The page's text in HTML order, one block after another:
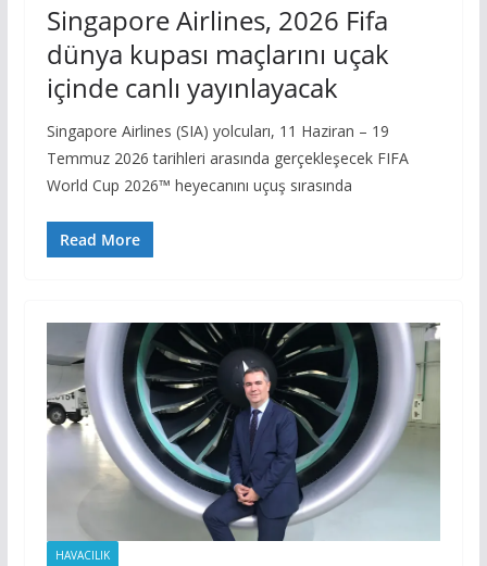
Singapore Airlines, 2026 Fifa
dünya kupası maçlarını uçak
içinde canlı yayınlayacak
Singapore Airlines (SIA) yolcuları, 11 Haziran – 19
Temmuz 2026 tarihleri arasında gerçekleşecek FIFA
World Cup 2026™ heyecanını uçuş sırasında
Read More
HAVACILIK